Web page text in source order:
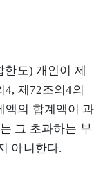
도) 개인이 제
4, 제72조의4의
액의 합계액이 과
그 초과하는 부
아니한다.